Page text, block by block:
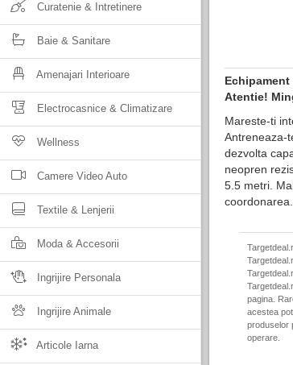
Curatenie & Intretinere
Baie & Sanitare
Amenajari Interioare
Electrocasnice & Climatizare
Wellness
Camere Video Auto
Textile & Lenjerii
Moda & Accesorii
Ingrijire Personala
Ingrijire Animale
Articole Iarna
Atentie!
Mareste-ti
Antreneaza-
dezvolta
neopren
5.5 metri.
pagina.
acestea
produselor
operare.